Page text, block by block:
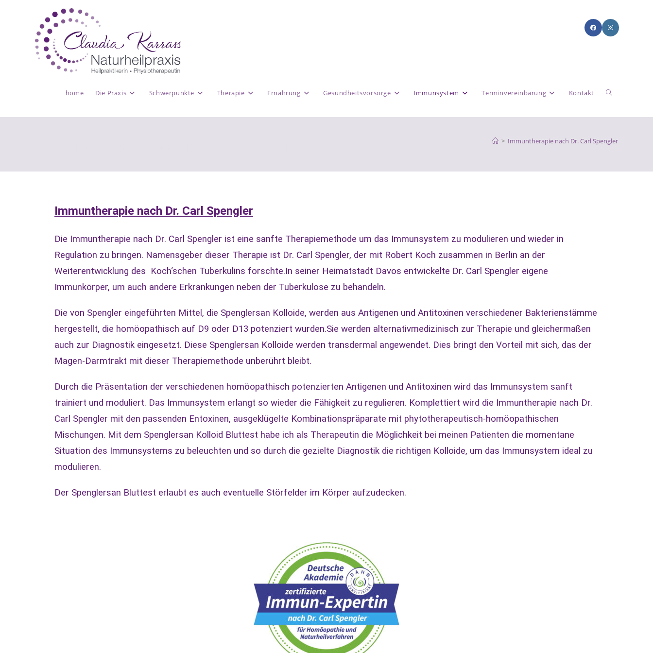
home Die Praxis Schwerpunkte Therapie Ernährung Gesundheitsvorsorge Immunsystem Terminvereinbarung Kontakt
> Immuntherapie nach Dr. Carl Spengler
Immuntherapie nach Dr. Carl Spengler
Die Immuntherapie nach Dr. Carl Spengler ist eine sanfte Therapiemethode um das Immunsystem zu modulieren und wieder in
Regulation zu bringen. Namensgeber dieser Therapie ist Dr. Carl Spengler, der mit Robert Koch zusammen in Berlin an der
Weiterentwicklung des Koch‘schen Tuberkulins forschte.In seiner Heimatstadt Davos entwickelte Dr. Carl Spengler eigene
Immunkörper, um auch andere Erkrankungen neben der Tuberkulose zu behandeln.
Die von Spengler eingeführten Mittel, die Spenglersan Kolloide, werden aus Antigenen und Antitoxinen verschiedener Bakterienstämme
hergestellt, die homöopathisch auf D9 oder D13 potenziert wurden.Sie werden alternativmedizinisch zur Therapie und gleichermaßen
auch zur Diagnostik eingesetzt. Diese Spenglersan Kolloide werden transdermal angewendet. Dies bringt den Vorteil mit sich, das der
Magen-Darmtrakt mit dieser Therapiemethode unberührt bleibt.
Durch die Präsentation der verschiedenen homöopathisch potenzierten Antigenen und Antitoxinen wird das Immunsystem sanft
trainiert und moduliert. Das Immunsystem erlangt so wieder die Fähigkeit zu regulieren. Komplettiert wird die Immuntherapie nach Dr.
Carl Spengler mit den passenden Entoxinen, ausgeklügelte Kombinationspräparate mit phytotherapeutisch-homöopathischen
Mischungen. Mit dem Spenglersan Kolloid Bluttest habe ich als Therapeutin die Möglichkeit bei meinen Patienten die momentane
Situation des Immunsystems zu beleuchten und so durch die gezielte Diagnostik die richtigen Kolloide, um das Immunsystem ideal zu
modulieren.
Der Spenglersan Bluttest erlaubt es auch eventuelle Störfelder im Körper aufzudecken.